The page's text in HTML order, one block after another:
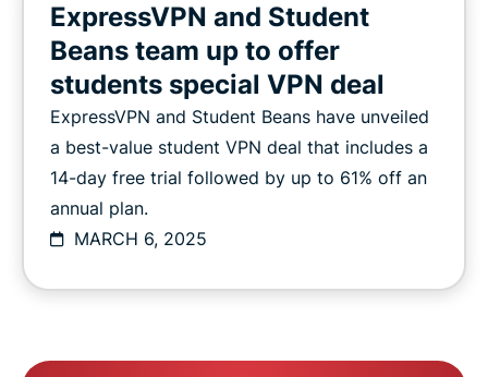
ExpressVPN and Student
Beans team up to offer
students special VPN deal
ExpressVPN and Student Beans have unveiled
a best-value student VPN deal that includes a
14-day free trial followed by up to 61% off an
annual plan.
MARCH 6, 2025